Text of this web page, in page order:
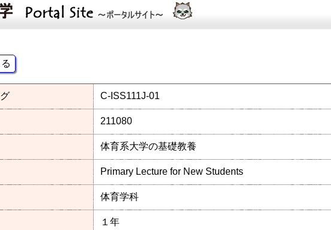
C-ISS111J-01
211080
体育系大学の基礎教養
Primary Lecture for New Students
体育学科
１年